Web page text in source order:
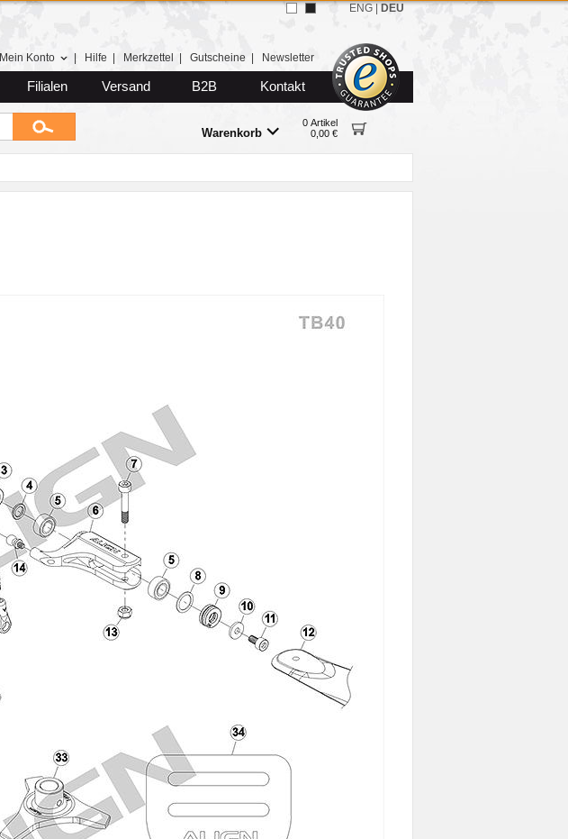
Mein Konto Hilfe Merkzettel Gutscheine Newsletter
Filialen Versand B2B Kontakt
Warenkorb
0 Artikel
0,00 €
ENG DEU